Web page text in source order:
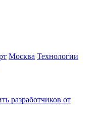
Москва Технологии
разработчиков от